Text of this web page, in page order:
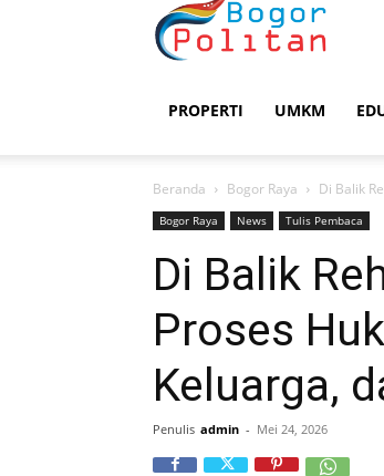
PROPERTI UMKM
Beranda Bogor Raya ‎Di Balik
Bogor Raya News Tulis Pembaca
‎Di Balik
Proses
Keluarga,
Penulis admin - Mei 24, 2026